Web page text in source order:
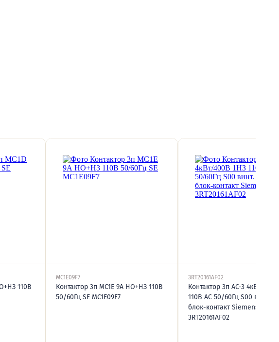
110В
MC1E09F7
Контактор 3п MC1E 9А НО+НЗ 110В
50/60Гц SE MC1E09F7
3RT20161AF02
Контактор 3п AC-3 4кВт/
110В AC 50/60Гц S00 винт.
блок-контакт Siemens
3RT20161AF02